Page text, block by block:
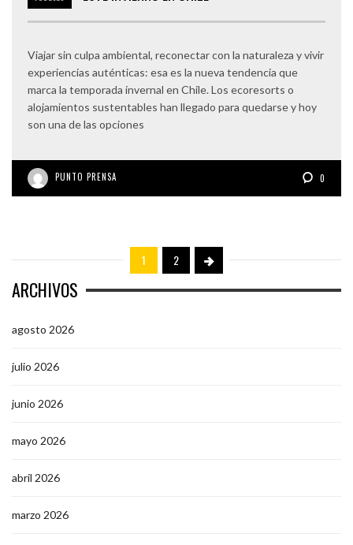
Viajar sin culpa ambiental, reconectar con la naturaleza y vivir
experiencias auténticas: esa es la nueva tendencia que
marca la temporada invernal en Chile. Los ecoresorts o
alojamientos sustentables han llegado para quedarse y hoy
son una de las opciones
PUNTO PRENSA 0
1 2
ARCHIVOS
agosto 2026
julio 2026
junio 2026
mayo 2026
abril 2026
marzo 2026